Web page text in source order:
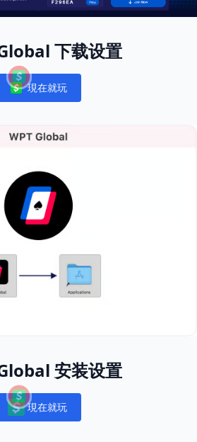
下载设置
Notifications
現在就玩
安装设置
Notifications
現在就玩